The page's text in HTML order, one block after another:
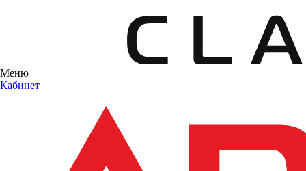
Меню
Кабинет